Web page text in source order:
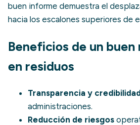
buen informe demuestra el
hacia los escalones superiores de
Beneficios de un
en residuos
Transparencia y
administraciones.
Reducción de riesgos